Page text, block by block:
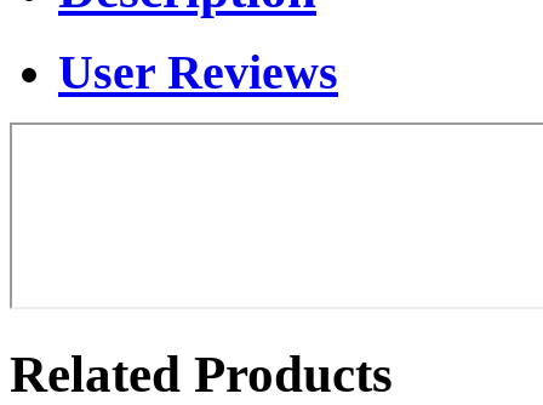
User Reviews
Related Products